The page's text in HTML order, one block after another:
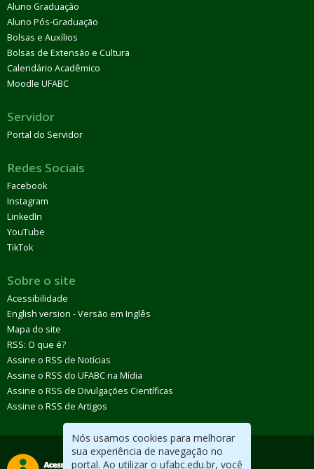
Nós usamos cookies para melhorar
sua experiência de navegação no
portal. Ao utilizar o ufabc.edu.br, você
Aluno Graduação
Aluno Pós-Graduação
Bolsas e Auxílios
Bolsas de Extensão e Cultura
Calendário Acadêmico
Moodle UFABC
Servidor
Portal do Servidor
Redes Sociais
Facebook
Instagram
LinkedIn
YouTube
TikTok
Sobre o site
Acessibilidade
English version - Versão em Inglês
Mapa do site
RSS: O que é?
Assine o RSS de Notícias
Assine o RSS do UFABC na Mídia
Assine o RSS de Divulgações Científicas
Assine o RSS de Artigos